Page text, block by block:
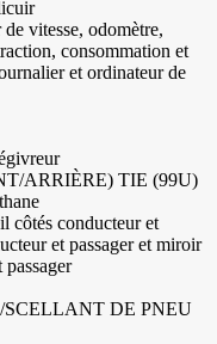
vitesse, odomètre,
consommation et
et ordinateur de
ARRIÈRE) TIE (99U)
côtés conducteur et
et passager et miroir
DE PNEU